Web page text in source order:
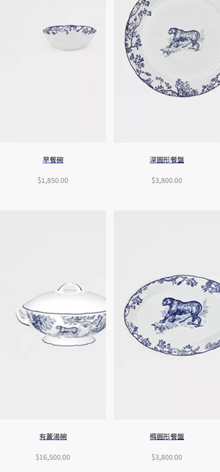
早餐碗
$1,850.00
深圓形餐盤
$3,800.00
有蓋湯碗
$16,500.00
橢圓形餐盤
$3,800.00